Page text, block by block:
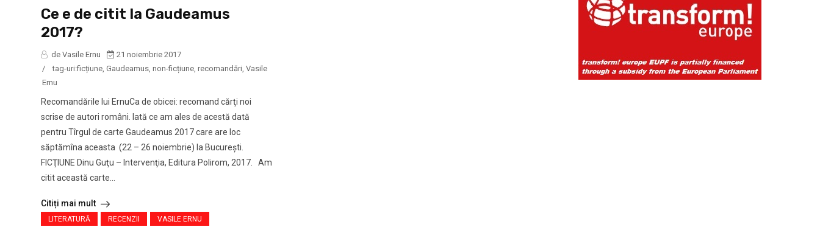
Ce e de citit la Gaudeamus
2017?
de Vasile Ernu
21 noiembrie 2017
/
tag-uri:ficțiune, Gaudeamus, non-ficțiune, recomandări, Vasile
Ernu
Recomandările lui ErnuCa de obicei: recomand cărţi noi
scrise de autori români. Iată ce am ales de acestă dată
pentru Tîrgul de carte Gaudeamus 2017 care are loc
săptămîna aceasta (22 – 26 noiembrie) la Bucureşti.
FICŢIUNE Dinu Guţu – Intervenţia, Editura Polirom, 2017. Am
citit această carte...
Citiți mai mult
LITERATURĂ RECENZII VASILE ERNU